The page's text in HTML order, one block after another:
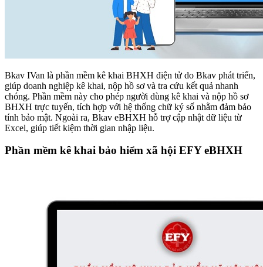
Bkav IVan là phần mềm kê khai BHXH điện tử do Bkav phát triển,
giúp doanh nghiệp kê khai, nộp hồ sơ và tra cứu kết quả nhanh
chóng. Phần mềm này cho phép người dùng kê khai và nộp hồ sơ
BHXH trực tuyến, tích hợp với hệ thống chữ ký số nhằm đảm bảo
tính bảo mật. Ngoài ra, Bkav eBHXH hỗ trợ cập nhật dữ liệu từ
Excel, giúp tiết kiệm thời gian nhập liệu.
Phần mềm kê khai bảo hiểm xã hội EFY eBHXH